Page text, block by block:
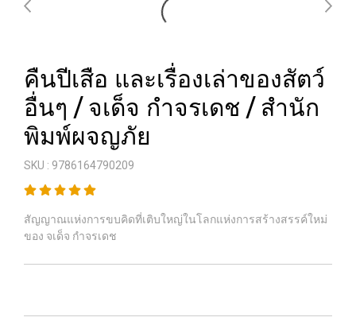
คืนปีเสือ และเรื่องเล่าของสัตว์
อื่นๆ / จเด็จ กำจรเดช / สำนัก
พิมพ์ผจญภัย
SKU : 9786164790209
สัญญาณแห่งการขบคิดที่เติบใหญ่ในโลกแห่งการสร้างสรรค์ใหม่
ของ จเด็จ กำจรเดช